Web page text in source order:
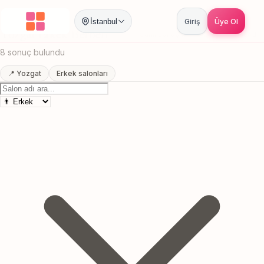
İstanbul Giriş Üye Ol
Anasayfa / / Erkek Berberi
Yozgat Erkek Berberi
8 sonuç bulundu
📍 Yozgat Erkek salonları
Canlı sonuçlar Online randevu